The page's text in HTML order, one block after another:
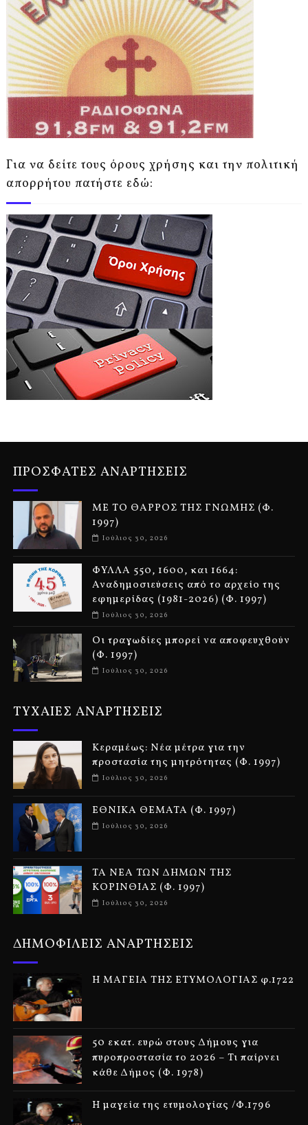
Για να δείτε τους όρους χρήσης και την πολιτική
απορρήτου πατήστε εδώ:
ΠΡΟΣΦΑΤΕΣ ΑΝΑΡΤΗΣΕΙΣ
ΜΕ ΤΟ ΘΑΡΡΟΣ ΤΗΣ ΓΝΩΜΗΣ (Φ.
1997)
Ιούλιος 30, 2026
ΦΥΛΛΑ 550, 1600, και 1664:
Αναδημοσιεύσεις από το αρχείο της
εφημερίδας (1981-2026) (Φ. 1997)
Ιούλιος 30, 2026
Οι τραγωδίες μπορεί να αποφευχθούν
(Φ. 1997)
Ιούλιος 30, 2026
ΤΥΧΑΙΕΣ ΑΝΑΡΤΗΣΕΙΣ
Κεραμέως: Νέα μέτρα για την
προστασία της μητρότητας (Φ. 1997)
Ιούλιος 30, 2026
ΕΘΝΙΚΑ ΘΕΜΑΤΑ (Φ. 1997)
Ιούλιος 30, 2026
ΤΑ ΝΕΑ ΤΩΝ ΔΗΜΩΝ ΤΗΣ
ΚΟΡΙΝΘΙΑΣ (Φ. 1997)
Ιούλιος 30, 2026
ΔΗΜΟΦΙΛΕΙΣ ΑΝΑΡΤΗΣΕΙΣ
Η ΜΑΓΕΙΑ ΤΗΣ ΕΤΥΜΟΛΟΓΙΑΣ φ.1722
50 εκατ. ευρώ στους Δήμους για
πυροπροστασία το 2026 – Τι παίρνει
κάθε Δήμος (Φ. 1978)
Η μαγεία της ετυμολογίας /Φ.1796